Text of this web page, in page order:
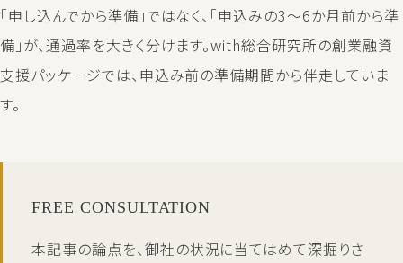
「申し込んでから準備」ではなく、「申込みの3〜6か月前から準
備」が、通過率を大きく分けます。with総合研究所の創業融資
支援パッケージでは、申込み前の準備期間から伴走していま
す。
FREE CONSULTATION
本記事の論点を、御社の状況に当てはめて深掘りさ